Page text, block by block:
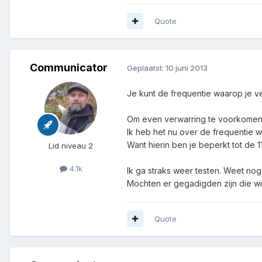
Quote
Communicator
Lid niveau 2
4.1k
Geplaatst: 10 juni 2013
Je kunt de frequentie waarop je
Om even verwarring te
Ik heb het nu over de frequentie
Want hierin ben je beperkt tot de
Ik ga straks weer testen. Weet
Mochten er gegadigden zijn die
Quote